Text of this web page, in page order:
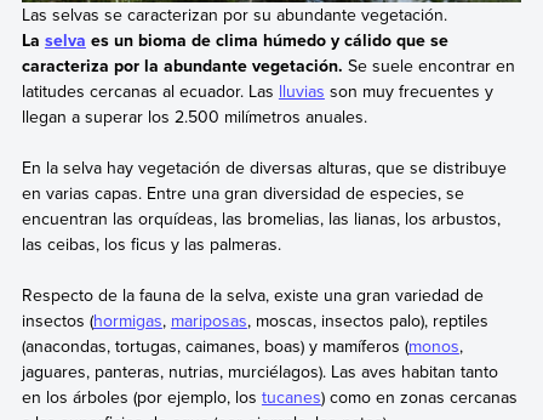
Las selvas se caracterizan por su abundante vegetación.
La selva es un bioma de clima húmedo y cálido que se
caracteriza por la abundante vegetación. Se suele encontrar en
latitudes cercanas al ecuador. Las lluvias son muy frecuentes y
llegan a superar los 2.500 milímetros anuales.
En la selva hay vegetación de diversas alturas, que se distribuye
en varias capas. Entre una gran diversidad de especies, se
encuentran las orquídeas, las bromelias, las lianas, los arbustos,
las ceibas, los ficus y las palmeras.
Respecto de la fauna de la selva, existe una gran variedad de
insectos (hormigas, mariposas, moscas, insectos palo), reptiles
(anacondas, tortugas, caimanes, boas) y mamíferos (monos,
jaguares, panteras, nutrias, murciélagos). Las aves habitan tanto
en los árboles (por ejemplo, los tucanes) como en zonas cercanas